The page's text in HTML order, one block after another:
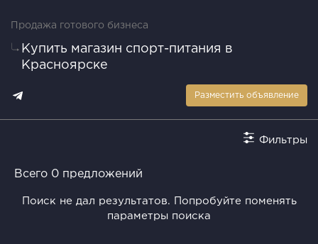
Продажа готового бизнеса
Купить магазин спорт-питания в
Красноярске
Разместить объявление
Фильтры
Всего 0 предложений
Поиск не дал результатов. Попробуйте поменять
параметры поиска